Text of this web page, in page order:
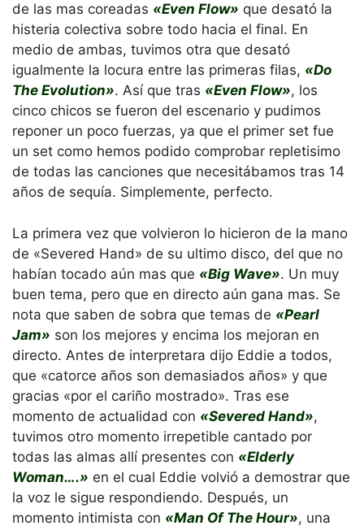
de las mas coreadas «Even Flow» que desató la
histeria colectiva sobre todo hacia el final. En
medio de ambas, tuvimos otra que desató
igualmente la locura entre las primeras filas, «Do
The Evolution». Así que tras «Even Flow», los
cinco chicos se fueron del escenario y pudimos
reponer un poco fuerzas, ya que el primer set fue
un set como hemos podido comprobar repletisimo
de todas las canciones que necesitábamos tras 14
años de sequía. Simplemente, perfecto.
La primera vez que volvieron lo hicieron de la mano
de «Severed Hand» de su ultimo disco, del que no
habían tocado aún mas que «Big Wave». Un muy
buen tema, pero que en directo aún gana mas. Se
nota que saben de sobra que temas de «Pearl
Jam» son los mejores y encima los mejoran en
directo. Antes de interpretara dijo Eddie a todos,
que «catorce años son demasiados años» y que
gracias «por el cariño mostrado». Tras ese
momento de actualidad con «Severed Hand»,
tuvimos otro momento irrepetible cantado por
todas las almas allí presentes con «Elderly
Woman….» en el cual Eddie volvió a demostrar que
la voz le sigue respondiendo. Después, un
momento intimista con «Man Of The Hour», una